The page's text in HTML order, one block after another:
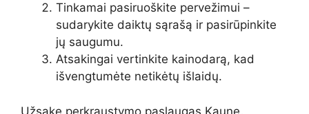
Tinkamai pasiruoškite pervežimui –
sudarykite daiktų sąrašą ir pasirūpinkite
jų saugumu.
Atsakingai vertinkite kainodarą, kad
išvengtumėte netikėtų išlaidų.
Užsakę perkraustymo paslaugas Kaune,